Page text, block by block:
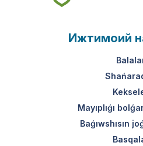
Ижтимоий
Mayıplıǵı
Baǵıwshısın